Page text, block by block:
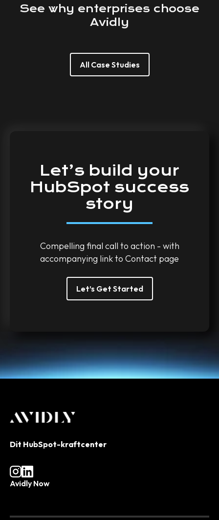
See why enterprises choose
Avidly
All Case Studies
Let’s build your
HubSpot success
story
Compelling final call to action - with
accompanying link to Contact page
Let’s Get Started
Dit HubSpot-kraftcenter
Avidly Now